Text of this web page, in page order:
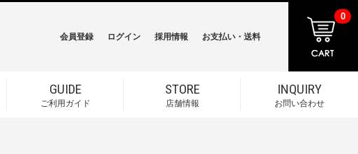
GUIDE
ご利用ガイド
STORE
店舗情報
INQUIRY
お問い合わせ
会員登録 ログイン 採用情報 お支払い・送料
0